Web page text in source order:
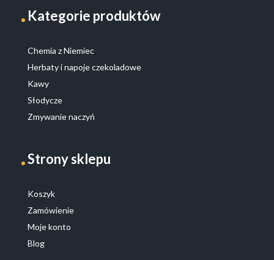
Kategorie produktów
Chemia z Niemiec
Herbaty i napoje czekoladowe
Kawy
Słodycze
Zmywanie naczyń
Strony sklepu
Koszyk
Zamówienie
Moje konto
Blog